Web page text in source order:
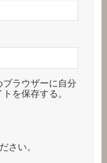
ラウザーに自分
を保存する。
さい。